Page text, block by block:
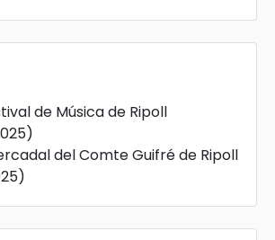
de Música de Ripoll
del Comte Guifré de Ripoll